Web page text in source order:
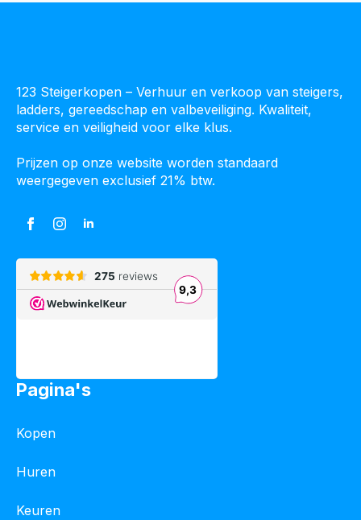
123 Steigerkopen – Verhuur en verkoop van steigers,
ladders, gereedschap en valbeveiliging. Kwaliteit,
service en veiligheid voor elke klus.
Prijzen op onze website worden standaard
weergegeven exclusief 21% btw.
Pagina's
Kopen
Huren
Keuren